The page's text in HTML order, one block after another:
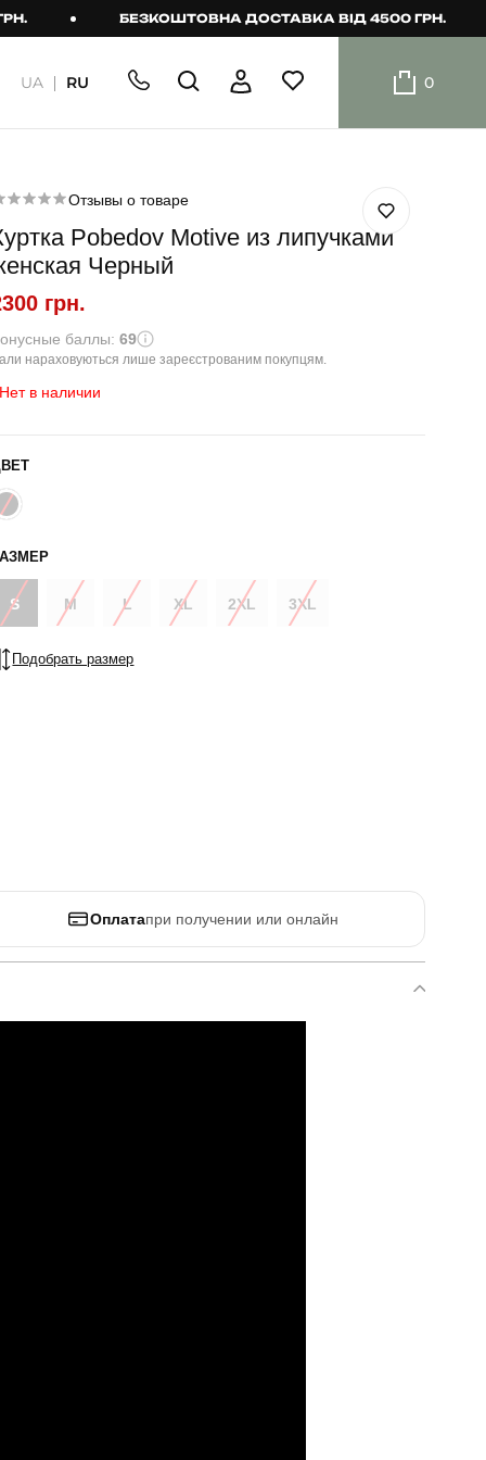
БЕЗКОШТОВНА ДОСТАВКА ВІД 4500 ГРН.
шорти
Шорти
UA RU 0
Отзывы о товаре
Pobedov Motive из липучками
Черный
грн.
баллы:69
нараховуються лише зареєстрованим покупцям.
Нет в наличии
S M L XL 2XL 3XL
Подобрать размер
Оплатапри получении или онлайн